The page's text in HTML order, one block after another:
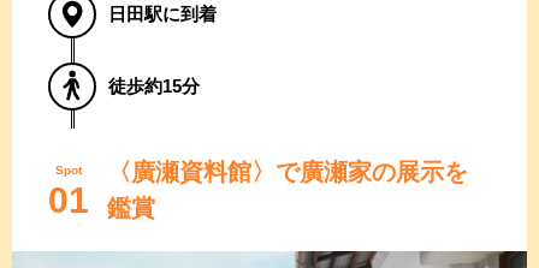
日田駅に到着
徒歩約15分
Spot
01
〈廣瀬資料館〉で廣瀬家の展示を
鑑賞